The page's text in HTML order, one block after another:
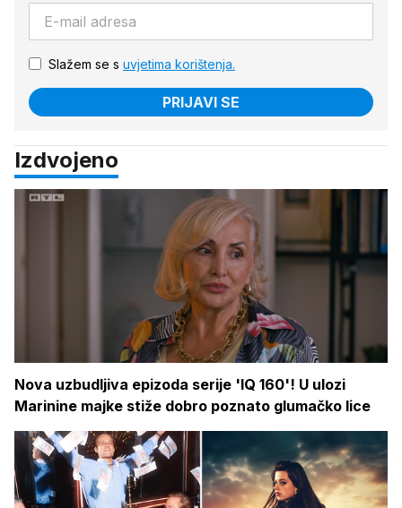
Slažem se s uvjetima korištenja.
PRIJAVI SE
Izdvojeno
Nova uzbudljiva epizoda serije 'IQ 160'! U ulozi
Marinine majke stiže dobro poznato glumačko lice